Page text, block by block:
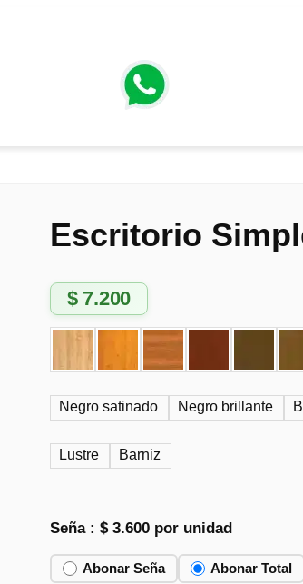
Escritorio
$7.200
Negro satinado Negro brillante
Lustre Barniz
Seña : $3.600 por unidad
Abonar Total
Abonar Seña